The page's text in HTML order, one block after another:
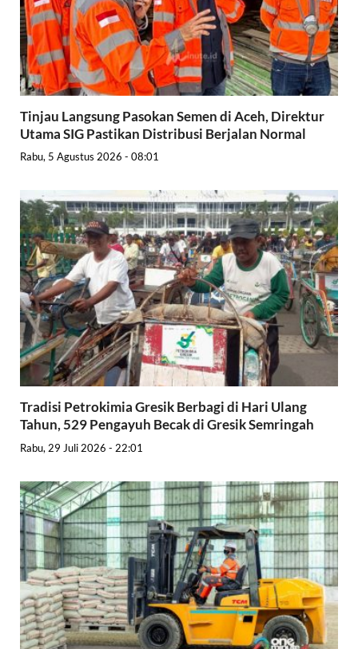
Tinjau Langsung Pasokan Semen di Aceh, Direktur
Utama SIG Pastikan Distribusi Berjalan Normal
Rabu, 5 Agustus 2026 - 08:01
Tradisi Petrokimia Gresik Berbagi di Hari Ulang
Tahun, 529 Pengayuh Becak di Gresik Semringah
Rabu, 29 Juli 2026 - 22:01